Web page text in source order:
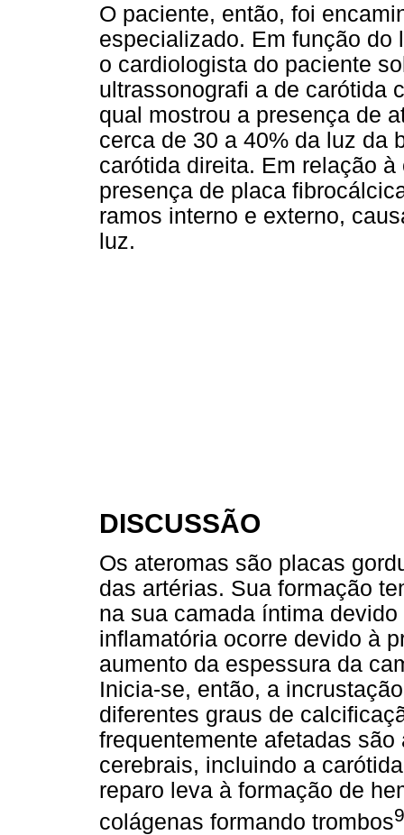
O paciente, então, foi
especializado. Em função do
o cardiologista do paciente
ultrassonografi a de carótida
qual mostrou a presença de
cerca de 30 a 40% da luz da
carótida direita. Em relação
presença de placa
ramos interno e externo,
luz.
DISCUSSÃO
Os ateromas são placas
das artérias. Sua formação
na sua camada íntima
inflamatória ocorre devido à
aumento da espessura da
Inicia-se, então, a
diferentes graus de
frequentemente afetadas
cerebrais, incluindo a
reparo leva à formação de
colágenas formando trombos9